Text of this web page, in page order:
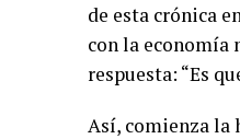
de esta crónica
con la economía
respuesta: “Es
Así, comienza la